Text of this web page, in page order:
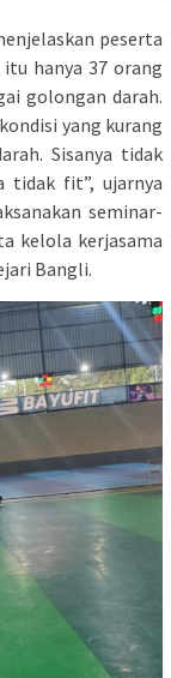
peserta
hanya 37 orang
golongan darah.
yang kurang
Sisanya tidak
tidak fit”, ujarnya
seminar-
kelola kerjasama
Bangli.